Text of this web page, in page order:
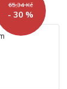
65,34 Kč
- 30 %